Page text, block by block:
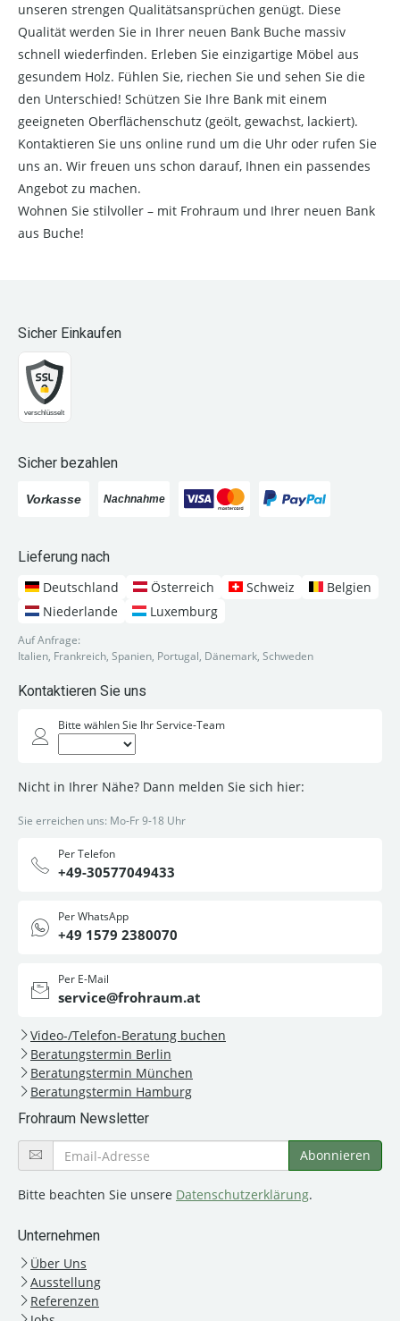
unseren strengen Qualitätsansprüchen genügt. Diese
Qualität werden Sie in Ihrer neuen Bank Buche massiv
schnell wiederfinden. Erleben Sie einzigartige Möbel aus
gesundem Holz. Fühlen Sie, riechen Sie und sehen Sie die
den Unterschied! Schützen Sie Ihre Bank mit einem
geeigneten Oberflächenschutz (geölt, gewachst, lackiert).
Kontaktieren Sie uns online rund um die Uhr oder rufen Sie
uns an. Wir freuen uns schon darauf, Ihnen ein passendes
Angebot zu machen.
Wohnen Sie stilvoller – mit Frohraum und Ihrer neuen Bank
aus Buche!
Sicher Einkaufen
Sicher bezahlen
Lieferung nach
Deutschland
Österreich Schweiz
Belgien
Niederlande
Luxemburg
Auf Anfrage:
Italien, Frankreich, Spanien, Portugal, Dänemark, Schweden
Kontaktieren Sie uns
Bitte wählen Sie Ihr Service-Team
Nicht in Ihrer Nähe? Dann melden Sie sich hier:
Sie erreichen uns: Mo-Fr 9-18 Uhr
Per Telefon
+49-30577049433
Per WhatsApp
+49 1579 2380070
Per E-Mail
service@frohraum.at
Video-/Telefon-Beratung buchen
Beratungstermin Berlin
Beratungstermin München
Beratungstermin Hamburg
Frohraum Newsletter
Bitte beachten Sie unsere Datenschutzerklärung.
Unternehmen
Über Uns
Ausstellung
Referenzen